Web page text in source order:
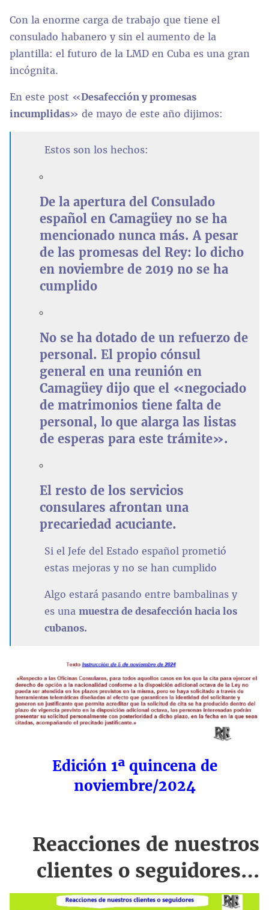
Con la enorme carga de trabajo que tiene el
consulado habanero y sin el aumento de la
plantilla: el futuro de la LMD en Cuba es una gran
incógnita.
En este post «Desafección y promesas
incumplidas» de mayo de este año dijimos:
Estos son los hechos:
De la apertura del Consulado
español en Camagüey no se ha
mencionado nunca más. A pesar
de las promesas del Rey: lo dicho
en noviembre de 2019 no se ha
cumplido
No se ha dotado de un refuerzo de
personal. El propio cónsul
general en una reunión en
Camagüey dijo que el «negociado
de matrimonios tiene falta de
personal, lo que alarga las listas
de esperas para este trámite».
El resto de los servicios
consulares afrontan una
precariedad acuciante.
Si el Jefe del Estado español prometió
estas mejoras y no se han cumplido
Algo estará pasando entre bambalinas y
es una muestra de desafección hacia los
cubanos.
Edición 1ª quincena de
noviembre/2024
Reacciones de nuestros
clientes o seguidores…